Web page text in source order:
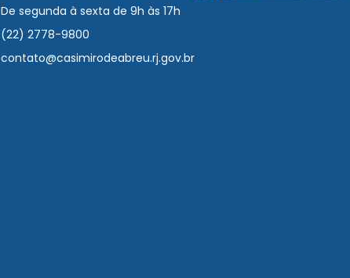
De segunda à sexta de 9h às 17h
(22) 2778-9800
contato@casimirodeabreu.rj.gov.br